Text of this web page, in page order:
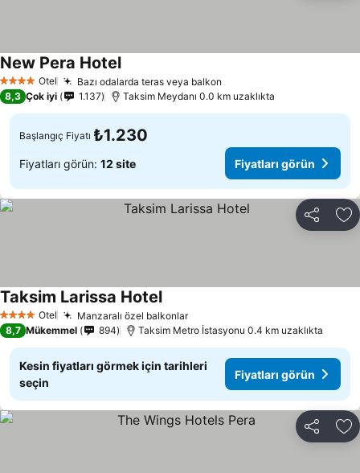
4 Yıldız Otel Bazı odalarda teras veya balkon
New Pera Hotel
8,3 Çok iyi 1.137 Taksim Meydanı 0.0 km uzaklıkta
Başlangıç Fiyatı ₺1.230
Fiyatları görün: 12 site Fiyatları görün
Paylaş
4 Yıldız Otel Manzaralı özel balkonlar
Taksim Larissa Hotel
8,7 Mükemmel 894 Taksim Metro İstasyonu 0.4 km uzaklıkta
Kesin fiyatları görmek için tarihleri
seçin
Fiyatları görün
Paylaş